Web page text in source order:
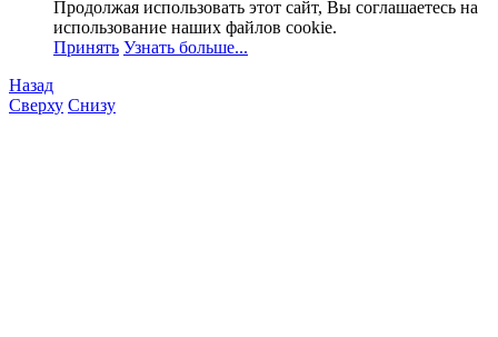
Продолжая использовать этот сайт, Вы соглашаетесь на
использование наших файлов cookie.
Принять Узнать больше...
Назад
Сверху Снизу